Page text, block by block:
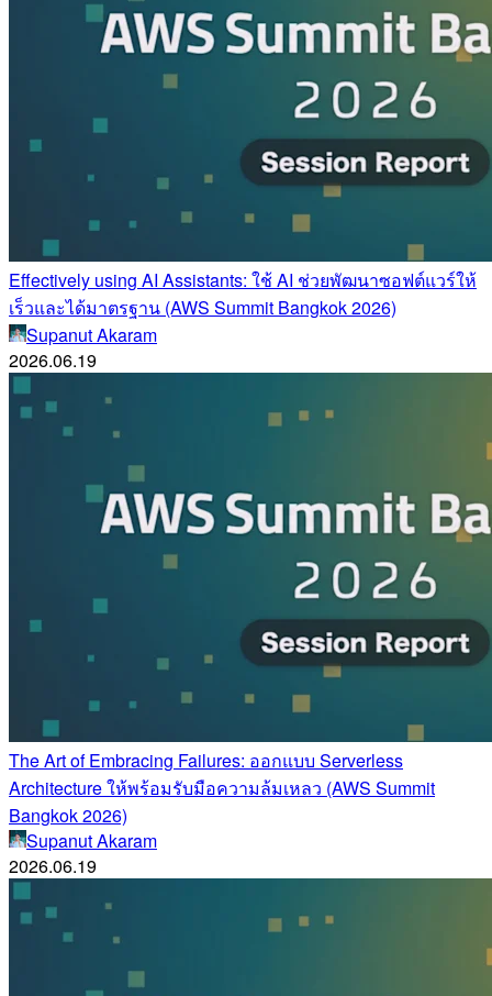
Effectively using AI Assistants: ใช้ AI ช่วยพัฒนาซอฟต์แวร์ให้
เร็วและได้มาตรฐาน (AWS Summit Bangkok 2026)
Supanut Akaram
2026.06.19
The Art of Embracing Failures: ออกแบบ Serverless
Architecture ให้พร้อมรับมือความล้มเหลว (AWS Summit
Bangkok 2026)
Supanut Akaram
2026.06.19